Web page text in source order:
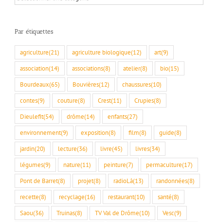
rubriques
Par étiquettes
agriculture(21) agriculture biologique(12) art(9)
association(14) associations(8) atelier(8) bio(15)
Bourdeaux(65) Bouvières(12) chaussures(10)
contes(9) couture(8) Crest(11) Crupies(8)
Dieulefit(54) drôme(14) enfants(27)
environnement(9) exposition(8) film(8) guide(8)
jardin(20) lecture(36) livre(45) livres(34)
légumes(9) nature(11) peinture(7) permaculture(17)
Pont de Barret(8) projet(8) radioLà(13) randonnées(8)
recette(8) recyclage(16) restaurant(10) santé(8)
Saou(36) Truinas(8) TV Val de Drôme(10) Vesc(9)